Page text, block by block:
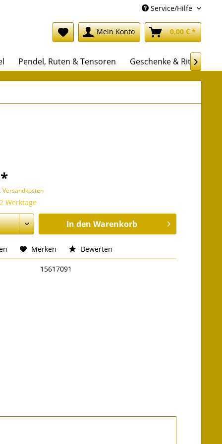
Service/Hilfe
Mein Konto 0,00 € *
Pendel, Ruten & Tensoren Geschenke & Rituale

Versandkosten
Werktage
In den Warenkorb
Merken Bewerten
15617091